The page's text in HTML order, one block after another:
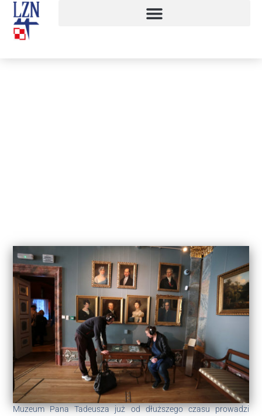
Muzeum Pana Tadeusza już od dłuższego czasu prowadzi